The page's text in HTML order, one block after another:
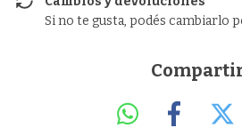
Si no te gusta, podés cambiarlo